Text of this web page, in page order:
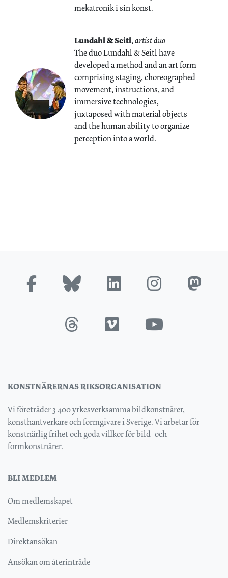
mekatronik i sin konst.
Lundahl & Seitl,artist duo
The duo Lundahl & Seitl have
developed a method and an art form
comprising staging, choreographed
movement, instructions, and
immersive technologies,
juxtaposed with material objects
and the human ability to organize
perception into a world.
KONSTNÄRERNAS RIKSORGANISATION
Vi företräder 3 400 yrkesverksamma bildkonstnärer,
konsthantverkare och formgivare i Sverige. Vi arbetar för
konstnärlig frihet och goda villkor för bild- och
formkonstnärer.
BLI MEDLEM
Om medlemskapet
Medlemskriterier
Direktansökan
Ansökan om återinträde